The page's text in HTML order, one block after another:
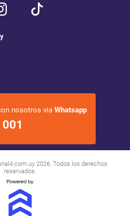
nosotros via Whatsapp
2026. Todos los derechos
reservados.